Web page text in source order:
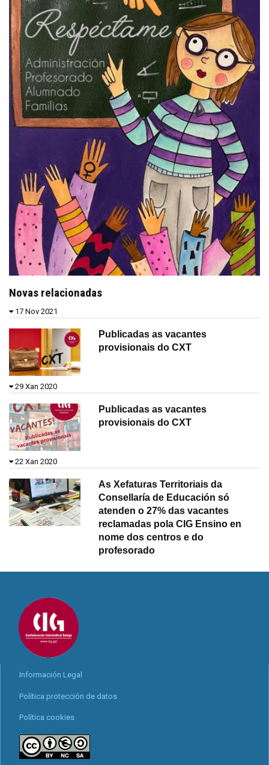
Novas relacionadas
17 Nov 2021
Publicadas as vacantes
provisionais do CXT
29 Xan 2020
Publicadas as vacantes
provisionais do CXT
22 Xan 2020
As Xefaturas Territoriais da
Consellaría de Educación só
atenden o 27% das vacantes
reclamadas pola CIG Ensino en
nome dos centros e do
profesorado
Información Legal
Política protección de datos
Política cookies